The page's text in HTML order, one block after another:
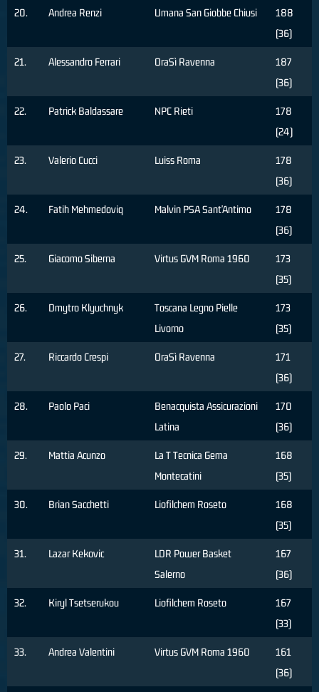
20. Andrea Renzi Umana San Giobbe Chiusi
188
(36)
21. Alessandro Ferrari OraSì Ravenna
187
(36)
22. Patrick Baldassare NPC Rieti
178
(24)
23. Valerio Cucci Luiss Roma
178
(36)
24. Fatih Mehmedoviq Malvin PSA Sant'Antimo
178
(36)
25. Giacomo Siberna Virtus GVM Roma 1960
173
(35)
26. Dmytro Klyuchnyk
Toscana Legno Pielle
Livorno
173
(35)
27. Riccardo Crespi OraSì Ravenna
171
(36)
28. Paolo Paci
Benacquista Assicurazioni
Latina
170
(36)
29. Mattia Acunzo
La T Tecnica Gema
Montecatini
168
(35)
30. Brian Sacchetti Liofilchem Roseto
168
(35)
31. Lazar Kekovic
LDR Power Basket
Salerno
167
(36)
32. Kiryl Tsetserukou Liofilchem Roseto
167
(33)
33. Andrea Valentini Virtus GVM Roma 1960
161
(36)